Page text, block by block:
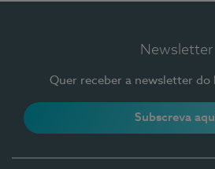
Newsletter
Quer receber a newsletter do
Subscreva